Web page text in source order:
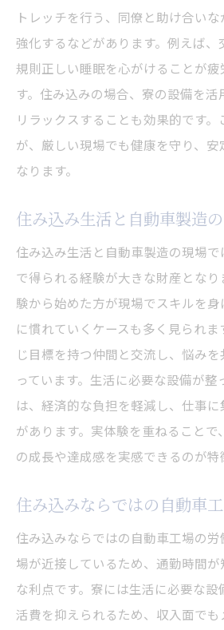
トレッチを行う、同僚と助け合い
強化するなどがあります。例えば、
規則正しい睡眠を心がけることが
す。住み込みの場合、寮の設備を
リラックスすることも効果的です
が、厳しい現場でも健康を守り、安
なります。
住み込み生活と自動車製造
住み込み生活と自動車製造の現場
で得られる経験が大きな財産とな
験から始めた方が現場でスキルを
に慣れていくケースも多く見られま
じ目標を持つ仲間と交流し、悩み
っています。生活に必要な設備が整
は、経済的な負担を軽減し、仕事
があります。実体験を重ねることで
の成長や達成感を実感できるのが特
住み込みならではの自動車
住み込みならではの自動車工場の
場が近接しているため、通勤時間
な利点です。寮には生活に必要な設
活費を抑えられるため、収入面でも